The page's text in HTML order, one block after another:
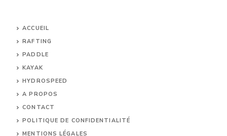
ACCUEIL
RAFTING
PADDLE
KAYAK
HYDROSPEED
A PROPOS
CONTACT
POLITIQUE DE CONFIDENTIALITÉ
MENTIONS LÉGALES